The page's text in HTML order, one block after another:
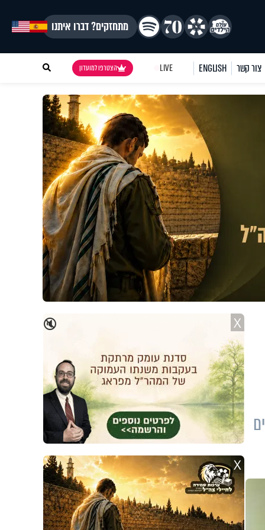
מתחזקים? דברו איתנו
צור קשר ENGLISH
LIVE הצטרפו למועדון
🔇 X
X